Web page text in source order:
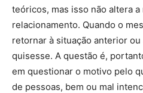
teóricos, mas isso não altera
relacionamento. Quando o
retornar à situação anterior
quisesse. A questão é,
em questionar o motivo pelo
de pessoas, bem ou mal